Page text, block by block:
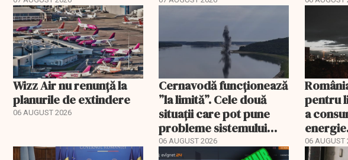
Wizz Air nu renunță la
planurile de extindere
06 AUGUST 2026
Cernavodă funcționează
”la limită”. Cele două
situații care pot pune
probleme sistemului
energetic
06 AUGUST 2026
pentru
a
06 AUGUST